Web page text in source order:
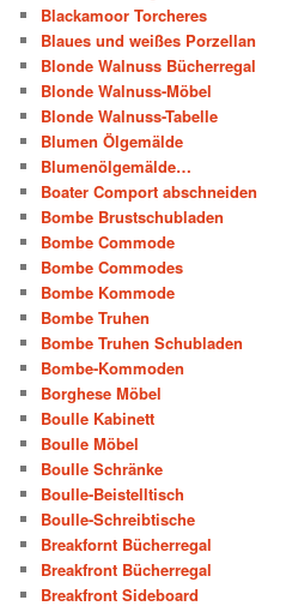
Blackamoor Torcheres
Blaues und weißes Porzellan
Blonde Walnuss Bücherregal
Blonde Walnuss-Möbel
Blonde Walnuss-Tabelle
Blumen Ölgemälde
Blumenölgemälde…
Boater Comport abschneiden
Bombe Brustschubladen
Bombe Commode
Bombe Commodes
Bombe Kommode
Bombe Truhen
Bombe Truhen Schubladen
Bombe-Kommoden
Borghese Möbel
Boulle Kabinett
Boulle Möbel
Boulle Schränke
Boulle-Beistelltisch
Boulle-Schreibtische
Breakfornt Bücherregal
Breakfront Bücherregal
Breakfront Sideboard